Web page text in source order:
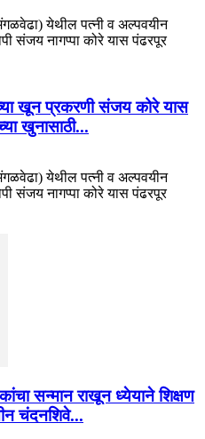
येथील पत्नी व अल्पवयीन
संजय नागप्पा कोरे यास पंढरपूर
खून प्रकरणी संजय कोरे यास
खुनासाठी...
येथील पत्नी व अल्पवयीन
संजय नागप्पा कोरे यास पंढरपूर
सन्मान राखून ध्येयाने शिक्षण
चंदनशिवे...